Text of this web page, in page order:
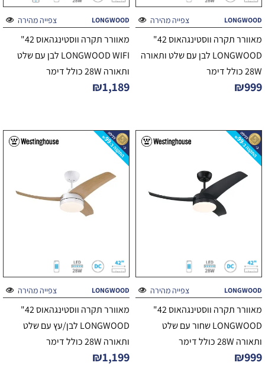
צפייה מהירה LONGWOOD
מאוורר תקרה ווסטינגהאוס 42"
LONGWOOD לבן עם שלט ותאורה
28W כולל דימר
₪999
צפייה מהירה LONGWOOD
מאוורר תקרה ווסטינגהאוס 42"
LONGWOOD WIFI לבן עם שלט
ותאורה 28W כולל דימר
₪1,189
צפייה מהירה LONGWOOD
מאוורר תקרה ווסטינגהאוס 42"
LONGWOOD שחור עם שלט
ותאורה 28W כולל דימר
₪999
צפייה מהירה LONGWOOD
מאוורר תקרה ווסטינגהאוס 42"
LONGWOOD לבן/עץ עם שלט
ותאורה 28W כולל דימר
₪1,199